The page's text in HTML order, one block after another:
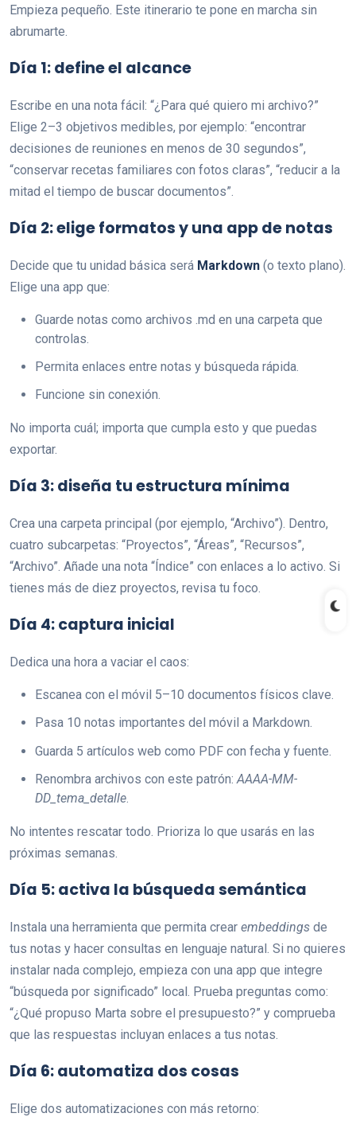
Empieza pequeño. Este itinerario te pone en marcha sin
abrumarte.
Día 1: define el alcance
Escribe en una nota fácil: “¿Para qué quiero mi archivo?”
Elige 2–3 objetivos medibles, por ejemplo: “encontrar
decisiones de reuniones en menos de 30 segundos”,
“conservar recetas familiares con fotos claras”, “reducir a la
mitad el tiempo de buscar documentos”.
Día 2: elige formatos y una app de notas
Decide que tu unidad básica será Markdown (o texto plano).
Elige una app que:
Guarde notas como archivos .md en una carpeta que
controlas.
Permita enlaces entre notas y búsqueda rápida.
Funcione sin conexión.
No importa cuál; importa que cumpla esto y que puedas
exportar.
Día 3: diseña tu estructura mínima
Crea una carpeta principal (por ejemplo, “Archivo”). Dentro,
cuatro subcarpetas: “Proyectos”, “Áreas”, “Recursos”,
“Archivo”. Añade una nota “Índice” con enlaces a lo activo. Si
tienes más de diez proyectos, revisa tu foco.
Día 4: captura inicial
Dedica una hora a vaciar el caos:
Escanea con el móvil 5–10 documentos físicos clave.
Pasa 10 notas importantes del móvil a Markdown.
Guarda 5 artículos web como PDF con fecha y fuente.
Renombra archivos con este patrón:AAAA-MM-
DD_tema_detalle.
No intentes rescatar todo. Prioriza lo que usarás en las
próximas semanas.
Día 5: activa la búsqueda semántica
Instala una herramienta que permita crear embeddings de
tus notas y hacer consultas en lenguaje natural. Si no quieres
instalar nada complejo, empieza con una app que integre
“búsqueda por significado” local. Prueba preguntas como:
“¿Qué propuso Marta sobre el presupuesto?” y comprueba
que las respuestas incluyan enlaces a tus notas.
Día 6: automatiza dos cosas
Elige dos automatizaciones con más retorno: